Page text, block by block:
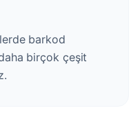
barkod
birçok çeşit